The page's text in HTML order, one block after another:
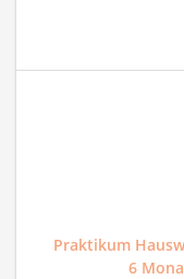
Praktikum
6